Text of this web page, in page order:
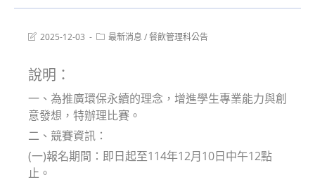
Post2025-12-03
Post最新消息 /餐飲管理科公告
說明：
一、為推廣環保永續的理念，增進學生專業能力與創
意發想，特辦理比賽。
二、競賽資訊：
(一)報名期間：即日起至114年12月10日中午12點
止。